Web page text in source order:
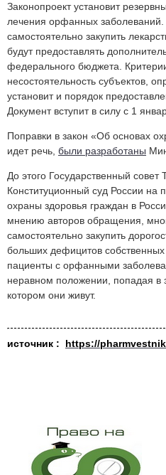
Законопроект установит
лечения орфанных
самостоятельно закупить
будут предоставлять
федерального бюджета.
несостоятельность субъектов,
установит и порядок
Документвступит в силу с 1
Поправки в закон «Об основах
идет речь, были разработаны
До этого Государственный совет
Конституционный суд России на
охраны здоровья граждан в
мнению авторов обращения,
самостоятельно закупить
больших дефицитов
пациенты с орфанными
неравном положении, попадая в
котором они живут.
источник : https://